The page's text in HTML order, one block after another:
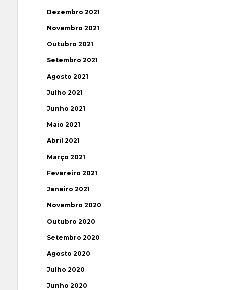
Dezembro 2021
Novembro 2021
Outubro 2021
Setembro 2021
Agosto 2021
Julho 2021
Junho 2021
Maio 2021
Abril 2021
Março 2021
Fevereiro 2021
Janeiro 2021
Novembro 2020
Outubro 2020
Setembro 2020
Agosto 2020
Julho 2020
Junho 2020